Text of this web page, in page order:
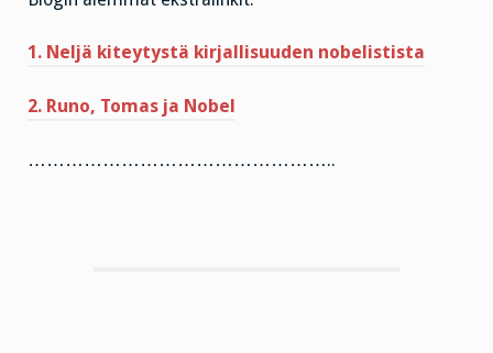
1. Neljä kiteytystä kirjallisuuden nobelistista
2. Runo, Tomas ja Nobel
…………………………………………..